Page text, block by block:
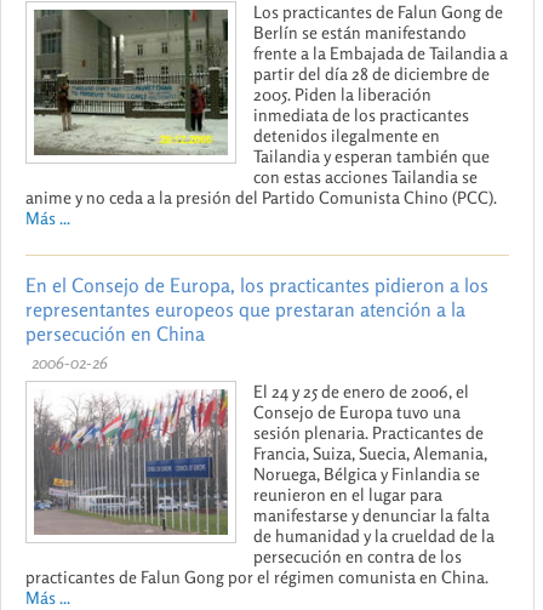
Los practicantes de Falun Gong de
Berlín se están manifestando
frente a la Embajada de Tailandia a
partir del día 28 de diciembre de
2005. Piden la liberación
inmediata de los practicantes
detenidos ilegalmente en
Tailandia y esperan también que
con estas acciones Tailandia se
anime y no ceda a la presión del Partido Comunista Chino (PCC).
Más ...
En el Consejo de Europa, los practicantes pidieron a los
representantes europeos que prestaran atención a la
persecución en China
2006-02-26
El 24 y 25 de enero de 2006, el
Consejo de Europa tuvo una
sesión plenaria. Practicantes de
Francia, Suiza, Suecia, Alemania,
Noruega, Bélgica y Finlandia se
reunieron en el lugar para
manifestarse y denunciar la falta
de humanidad y la crueldad de la
persecución en contra de los
practicantes de Falun Gong por el régimen comunista en China.
Más ...